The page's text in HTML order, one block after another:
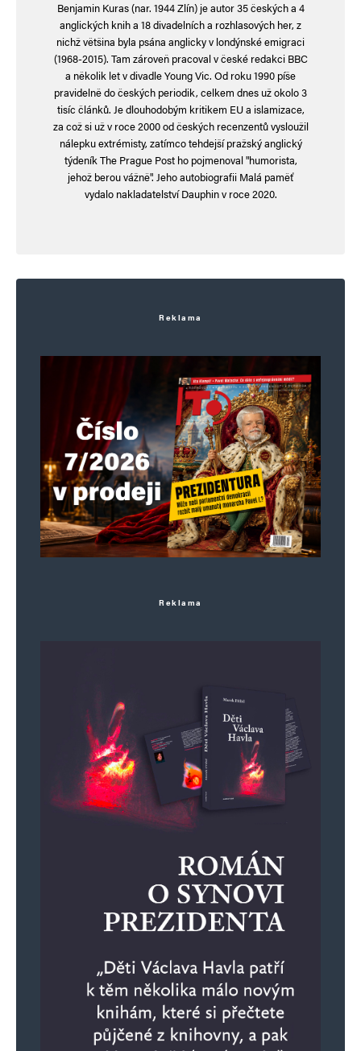
Vaše e-mailová adresa nebude zveřejněna.Vyžadované informace jsou
označeny*
Uložit do prohlížeče jméno, e-mail a webovou stránku pro budoucí
Informujte mě o nových komentářích e-mailem.
Informujte mě o nových příspěvcích e-mailem.
Alternative:
Benjamin Kuras (nar. 1944 Zlín) je autor 35 českých a 4
anglických knih a 18 divadelních a rozhlasových her, z
nichž většina byla psána anglicky v londýnské emigraci
(1968-2015). Tam zároveň pracoval v české redakci BBC
a několik let v divadle Young Vic. Od roku 1990 píše
pravidelně do českých periodik, celkem dnes už okolo 3
tisíc článků. Je dlouhodobým kritikem EU a islamizace,
za což si už v roce 2000 od českých recenzentů vysloužil
nálepku extrémisty, zatímco tehdejší pražský anglický
týdeník The Prague Post ho pojmenoval "humorista,
jehož berou vážně". Jeho autobiografii Malá paměť
vydalo nakladatelství Dauphin v roce 2020.
Reklama
Reklama